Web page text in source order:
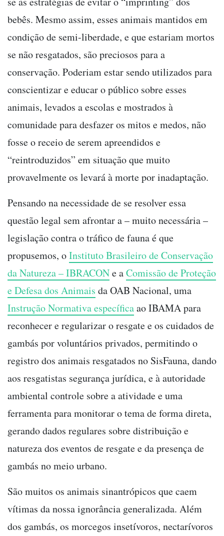
bebês. Mesmo assim, esses animais mantidos em
condição de semi-liberdade, e que estariam mortos
se não resgatados, são preciosos para a
conservação. Poderiam estar sendo utilizados para
conscientizar e educar o público sobre esses
animais, levados a escolas e mostrados à
comunidade para desfazer os mitos e medos, não
fosse o receio de serem apreendidos e
“reintroduzidos” em situação que muito
provavelmente os levará à morte por inadaptação.
Pensando na necessidade de se resolver essa
questão legal sem afrontar a – muito necessária –
legislação contra o tráfico de fauna é que
propusemos, oInstituto Brasileiro de Conservação
da Natureza – IBRACONe aComissão de Proteção
e Defesa dos Animais da OAB Nacional, uma
Instrução Normativa específicaao IBAMA para
reconhecer e regularizar o resgate e os cuidados de
gambás por voluntários privados, permitindo o
registro dos animais resgatados no SisFauna, dando
aos resgatistas segurança jurídica, e à autoridade
ambiental controle sobre a atividade e uma
ferramenta para monitorar o tema de forma direta,
gerando dados regulares sobre distribuição e
natureza dos eventos de resgate e da presença de
gambás no meio urbano.
São muitos os animais sinantrópicos que caem
vítimas da nossa ignorância generalizada. Além
dos gambás, os morcegos insetívoros, nectarívoros